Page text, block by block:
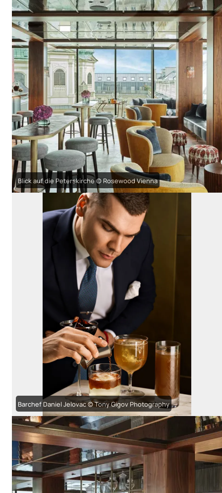
Blick auf die Peterskirche © Rosewood Vienna
Barchef Daniel Jelovac © Tony Gigov Photography